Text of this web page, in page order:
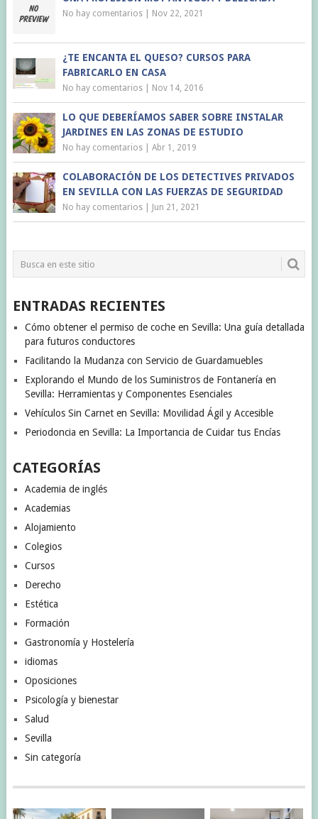
No hay comentarios| Nov 22, 2021
¿TE ENCANTA EL QUESO? CURSOS PARA
FABRICARLO EN CASA
No hay comentarios| Nov 14, 2016
LO QUE DEBERÍAMOS SABER SOBRE INSTALAR
JARDINES EN LAS ZONAS DE ESTUDIO
No hay comentarios| Abr 1, 2019
COLABORACIÓN DE LOS DETECTIVES PRIVADOS
EN SEVILLA CON LAS FUERZAS DE SEGURIDAD
No hay comentarios| Jun 21, 2021
ENTRADAS RECIENTES
Cómo obtener el permiso de coche en Sevilla: Una guía detallada
para futuros conductores
Facilitando la Mudanza con Servicio de Guardamuebles
Explorando el Mundo de los Suministros de Fontanería en
Sevilla: Herramientas y Componentes Esenciales
Vehículos Sin Carnet en Sevilla: Movilidad Ágil y Accesible
Periodoncia en Sevilla: La Importancia de Cuidar tus Encías
CATEGORÍAS
Academia de inglés
Academias
Alojamiento
Colegios
Cursos
Derecho
Estética
Formación
Gastronomía y Hostelería
idiomas
Oposiciones
Psicología y bienestar
Salud
Sevilla
Sin categoría